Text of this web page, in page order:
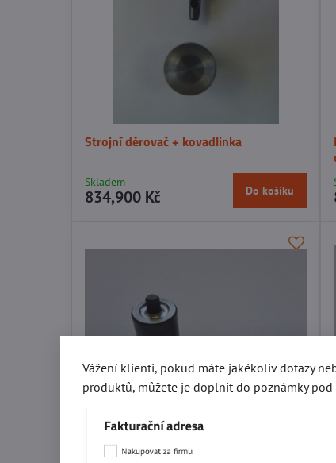
Strojní děrovač + kovadlinka
Skladem
834,900 Kč Do košíku
Vážení klienti, pokud máte jakékoliv dotazy
produktů, můžete je doplnit do poznámky